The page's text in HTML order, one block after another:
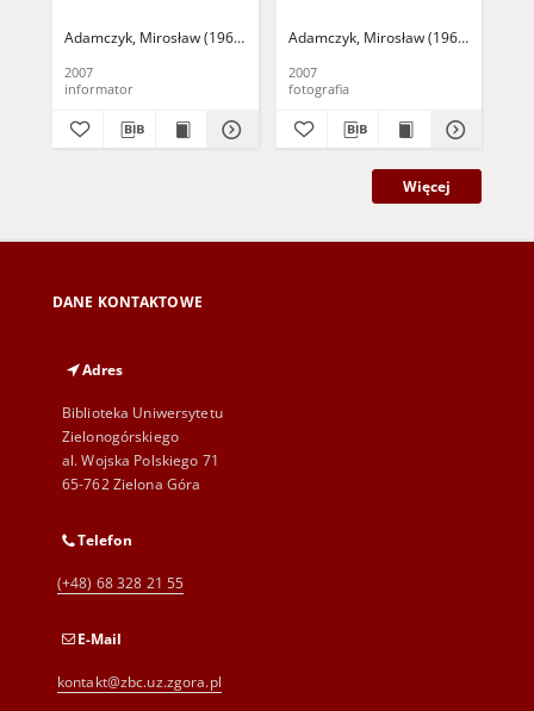
Adamczyk, Mirosław (1964- ) Wallis, Janina - kurator wystawy
2007
informator
Adamczyk, Mirosław (1964- )
2007
fotografia
Więcej
DANE KONTAKTOWE
Adres
Biblioteka Uniwersytetu
Zielonogórskiego
al. Wojska Polskiego 71
65-762 Zielona Góra
Telefon
(+48) 68 328 21 55
E-Mail
kontakt@zbc.uz.zgora.pl